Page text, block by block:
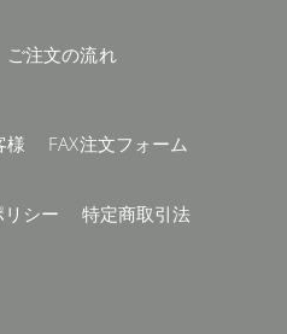
ご注文の流れ
様 FAX注文フォーム
シー 特定商取引法